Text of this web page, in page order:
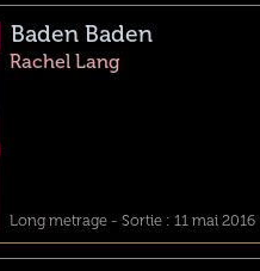
Baden Baden
Rachel Lang
Long metrage - Sortie : 11 mai 2016